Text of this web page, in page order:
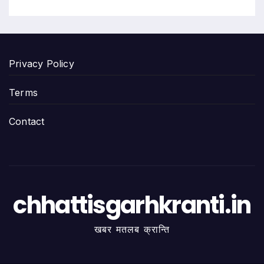
Privacy Policy
Terms
Contact
chhattisgarhkranti.in
खबर मतलब क्रान्ति